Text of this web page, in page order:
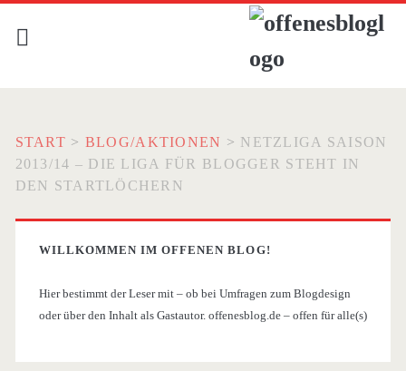
START > BLOG/AKTIONEN > NETZLIGA SAISON
2013/14 – DIE LIGA FÜR BLOGGER STEHT IN
DEN STARTLÖCHERN
WILLKOMMEN IM OFFENEN BLOG!
Hier bestimmt der Leser mit – ob bei Umfragen zum Blogdesign
oder über den Inhalt als Gastautor. offenesblog.de – offen für alle(s)